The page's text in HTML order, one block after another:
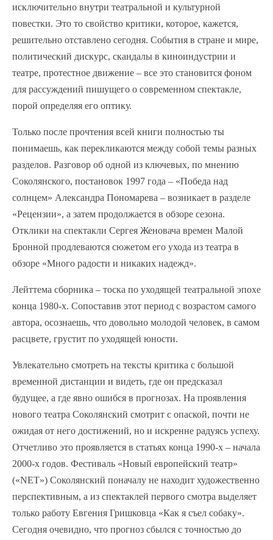
исключительно внутри театральной и культурной
повестки. Это то свойство критики, которое, кажется,
решительно отставлено сегодня. События в стране и мире,
политический дискурс, скандалы в киноиндустрии и
театре, протестное движение – все это становится фоном
для рассуждений пишущего о современном спектакле,
порой определяя его оптику.
Только после прочтения всей книги полностью ты
понимаешь, как перекликаются между собой темы разных
разделов. Разговор об одной из ключевых, по мнению
Соколянского, постановок 1997 года – «Победа над
солнцем» Александра Пономарева – возникает в разделе
«Рецензии», а затем продолжается в обзоре сезона.
Отклики на спектакли Сергея Женовача времен Малой
Бронной продлеваются сюжетом его ухода из театра в
обзоре «Много радости и никаких надежд».
Лейттема сборника – тоска по уходящей театральной эпохе
конца 1980-х. Сопоставив этот период с возрастом самого
автора, осознаешь, что довольно молодой человек, в самом
расцвете, грустит по уходящей юности.
Увлекательно смотреть на тексты критика с большой
временной дистанции и видеть, где он предсказал
будущее, а где явно ошибся в прогнозах. На проявления
нового театра Соколянский смотрит с опаской, почти не
ожидая от него достижений, но и искренне радуясь успеху.
Отчетливо это проявляется в статьях конца 1990-х – начала
2000-х годов. Фестиваль «Новый европейский театр»
(«NET») Соколянский поначалу не находит художественно
перспективным, а из спектаклей первого смотра выделяет
только работу Евгения Гришковца «Как я съел собаку».
Сегодня очевидно, что прогноз сбылся с точностью до